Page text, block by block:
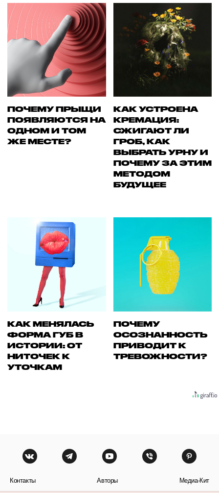
ПОЧЕМУ ПРЫЩИ
ПОЯВЛЯЮТСЯ НА
ОДНОМ И ТОМ
ЖЕ МЕСТЕ?
КАК УСТРОЕНА
КРЕМАЦИЯ:
СЖИГАЮТ ЛИ
ГРОБ, КАК
ВЫБРАТЬ УРНУ И
ПОЧЕМУ ЗА ЭТИМ
МЕТОДОМ
БУДУЩЕЕ
КАК МЕНЯЛАСЬ
ФОРМА ГУБ В
ИСТОРИИ: ОТ
НИТОЧЕК К
УТОЧКАМ
ПОЧЕМУ
ОСОЗНАННОСТЬ
ПРИВОДИТ К
ТРЕВОЖНОСТИ?
Контакты Авторы Медиа-Кит